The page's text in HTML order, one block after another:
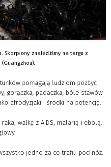
Skorpiony znaleźliśmy na targu z
pomagają ludziom pozbyć
gorączka, padaczka, bóle stawów
afrodyzjaki i środki na potencję.
walkę z AIDS, malarią i ebolą.
jedno za co trafili pod nóż.